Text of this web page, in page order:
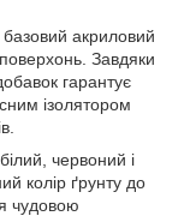
акриловий
Завдяки
гарантує
ізолятором
червоний і
колір ґрунту до
чудовою